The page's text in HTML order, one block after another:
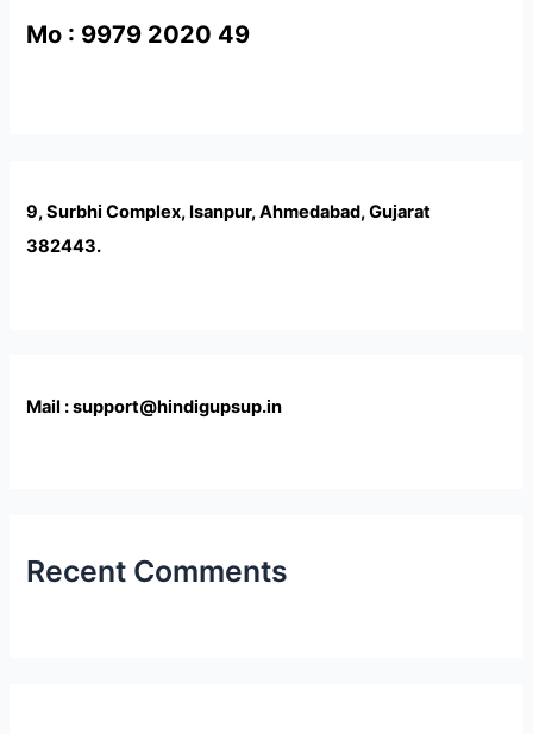
Mo : 9979 2020 49
9, Surbhi Complex, Isanpur, Ahmedabad, Gujarat
382443.
Mail : support@hindigupsup.in
Recent Comments